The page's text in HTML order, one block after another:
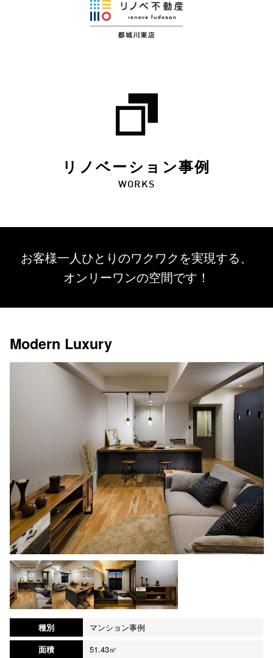
リノベーション事例
WORKS
お客様一人ひとりのワクワクを実現する、
オンリーワンの空間です！
Modern Luxury
種別
マンション事例
面積
51.43㎡